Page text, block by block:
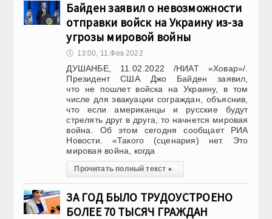
Байден заявил о невозможности
отправки войск на Украину из-за
угрозы мировой войны
🕔 13:00, 11.Фев 2022
ДУШАНБЕ, 11.02.2022 /НИАТ «Ховар»/.
Президент США Джо Байден заявил,
что не пошлет войска на Украину, в том
числе для эвакуации сограждан, объяснив,
что если американцы и русские будут
стрелять друг в друга, то начнется мировая
война. Об этом сегодня сообщает РИА
Новости. «Такого (сценария) нет. Это
мировая война, когда
Прочитать полный текст ▸
ЗА ГОД БЫЛО ТРУДОУСТРОЕНО
БОЛЕЕ 70 ТЫСЯЧ ГРАЖДАН